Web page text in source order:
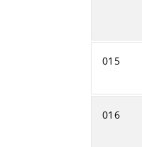
015
016